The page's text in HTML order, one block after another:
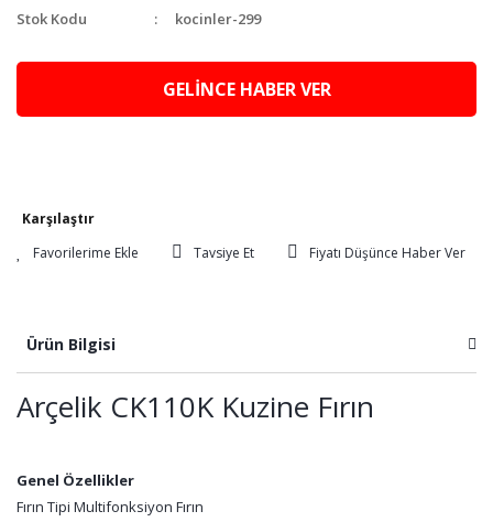
Stok Kodu
kocinler-299
GELİNCE HABER VER
Karşılaştır
Tavsiye Et
Fiyatı Düşünce Haber Ver
Ürün Bilgisi
Arçelik CK110K Kuzine Fırın
Genel Özellikler
Fırın Tipi Multifonksiyon Fırın